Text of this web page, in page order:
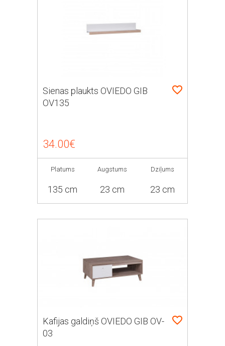
Sienas plaukts OVIEDO GIB
OV135
34.00€
Platums
135 cm
Augstums
23 cm
Dziļums
23 cm
Kafijas galdiņš OVIEDO GIB OV-
03